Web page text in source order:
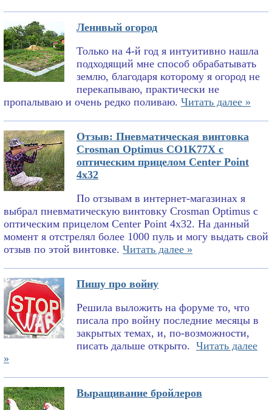
Ленивый огород
Только на 4-й год я интуитивно нашла
подходящий мне способ обрабатывать
землю, благодаря которому я огород не
перекапываю, практически не
пропалываю и очень редко поливаю. Читать далее »
Отзыв: Пневматическая винтовка
Crosman Optimus CO1K77X с
оптическим прицелом Center Point
4x32
По отзывам в интернет-магазинах я
выбрал пневматическую винтовку Crosman Optimus с
оптическим прицелом Center Point 4x32. На данный
момент я отстрелял более 1000 пуль и могу выдать свой
отзыв по этой винтовке. Читать далее »
Пишу про войну
Решила выложить на форуме то, что
писала про войну последние месяцы в
закрытых темах, и, по-возможности,
писать дальше открыто. Читать далее
»
Выращивание бройлеров